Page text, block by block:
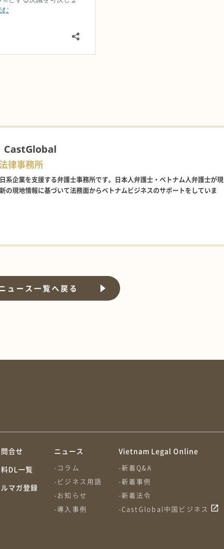
CastGlobal
律事務所
系企業を支援する弁護士事務所です。日本人弁護士・ベトナム人弁護士が現
の現地情報に基づいて法務面からベトナムビジネスのサポートをしていま
ュース一覧へ戻る
合せ
DL一覧
ルマガ登録
ニュース
-コラム
-ビジネス用語
-お知らせ
-導入事例
Vietnam Legal Online
-新着Q&A
-新着事例
-新着法令
-CastGlobal中国ビジネス